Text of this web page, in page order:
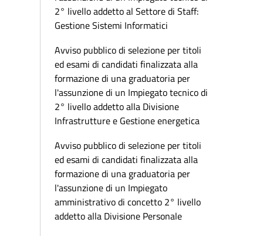
2° livello addetto al Settore di Staff:
Gestione Sistemi Informatici
Avviso pubblico di selezione per titoli
ed esami di candidati finalizzata alla
formazione di una graduatoria per
l'assunzione di un Impiegato tecnico di
2° livello addetto alla Divisione
Infrastrutture e Gestione energetica
Avviso pubblico di selezione per titoli
ed esami di candidati finalizzata alla
formazione di una graduatoria per
l'assunzione di un Impiegato
amministrativo di concetto 2° livello
addetto alla Divisione Personale